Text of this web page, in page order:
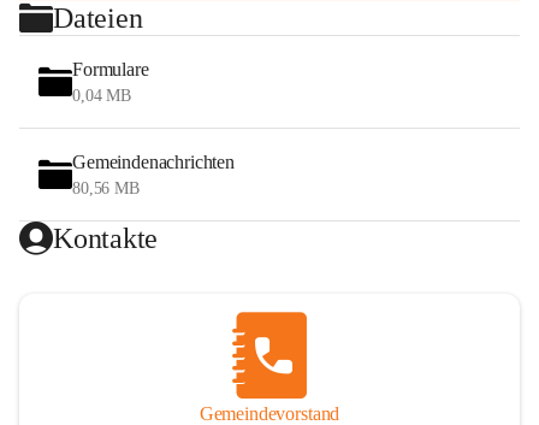
Dateien
Formulare
0,04 MB
Gemeindenachrichten
80,56 MB
Kontakte
Gemeindevorstand